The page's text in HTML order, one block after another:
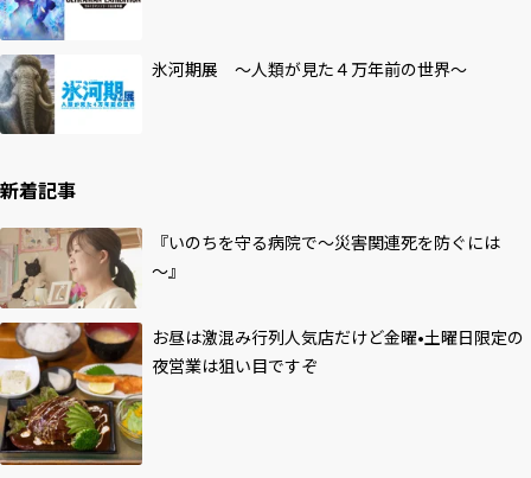
氷河期展 ～人類が見た４万年前の世界～
新着記事
『いのちを守る病院で～災害関連死を防ぐには
～』
お昼は激混み行列人気店だけど金曜•土曜日限定の
夜営業は狙い目ですぞ